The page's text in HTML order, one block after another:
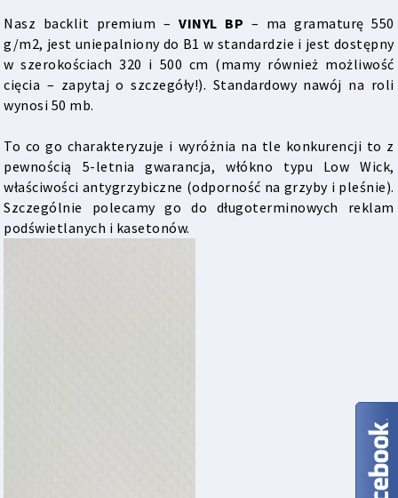
Nasz backlit premium – VINYL BP – ma gramaturę 550
g/m2, jest uniepalniony do B1 w standardzie i jest dostępny
w szerokościach 320 i 500 cm (mamy również możliwość
cięcia – zapytaj o szczegóły!). Standardowy nawój na roli
wynosi 50 mb.
To co go charakteryzuje i wyróżnia na tle konkurencji to z
pewnością 5-letnia gwarancja, włókno typu Low Wick,
właściwości antygrzybiczne (odporność na grzyby i pleśnie).
Szczególnie polecamy go do długoterminowych reklam
podświetlanych i kasetonów.